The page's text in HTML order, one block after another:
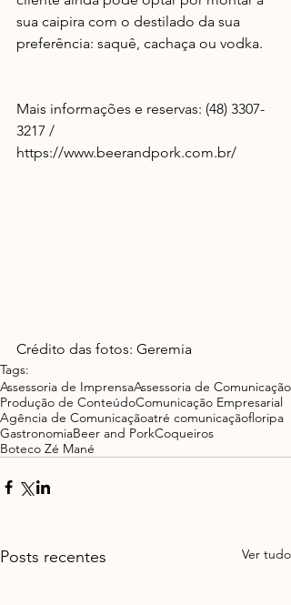
sua caipira com o destilado da sua
preferência: saquê, cachaça ou vodka.
Mais informações e reservas: (48) 3307-
3217 /
https://www.beerandpork.com.br/
Crédito das fotos: Geremia
Tags:
Assessoria de ImprensaAssessoria de Comunicação
Produção de ConteúdoComunicação Empresarial
Agência de Comunicaçãoatré comunicaçãofloripa
GastronomiaBeer and PorkCoqueiros
Boteco Zé Mané
Posts recentes Ver tudo